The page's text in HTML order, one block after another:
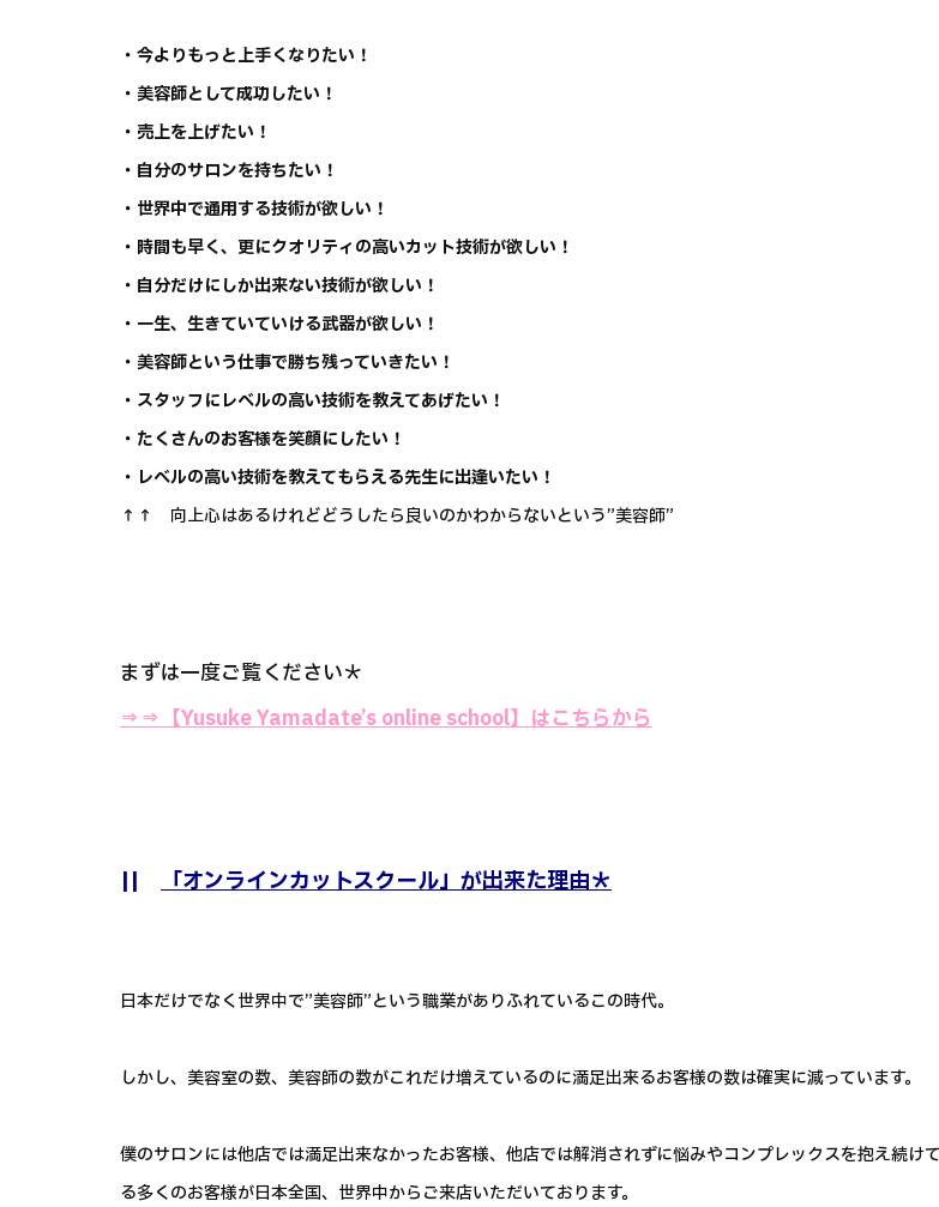
・今よりもっと上手くなりたい！
・美容師として成功したい！
・売上を上げたい！
・自分のサロンを持ちたい！
・世界中で通用する技術が欲しい！
・時間も早く、更にクオリティの高いカット技術が欲しい！
・自分だけにしか出来ない技術が欲しい！
・一生、生きていていける武器が欲しい！
・美容師という仕事で勝ち残っていきたい！
・スタッフにレベルの高い技術を教えてあげたい！
・たくさんのお客様を笑顔にしたい！
・レベルの高い技術を教えてもらえる先生に出逢いたい！
↑↑ 向上心はあるけれどどうしたら良いのかわからないという”美容師”
まずは一度ご覧ください＊
⇒⇒【Yusuke Yamadate’s online school】はこちらから
|| 「オンラインカットスクール」が出来た理由＊
日本だけでなく世界中で”美容師”という職業がありふれているこの時代。
しかし、美容室の数、美容師の数がこれだけ増えているのに満足出来るお客様の数は確実に減っています。
僕のサロンには他店では満足出来なかったお客様、他店では解消されずに悩みやコンプレックスを抱え続け
る多くのお客様が日本全国、世界中からご来店いただいております。